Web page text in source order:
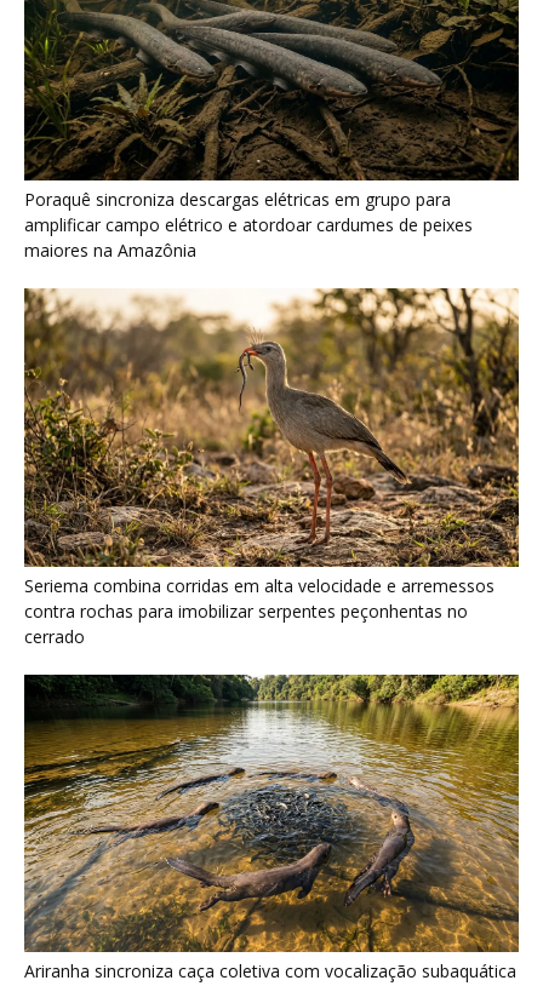
Seriema combina corridas em alta velocidade e arremessos
contra rochas para imobilizar serpentes peçonhentas no
cerrado
Ariranha sincroniza caça coletiva com vocalização subaquática
e cerca cardumes em rios rasos da Amazônia
Surucucu detecta calor pela fosseta loreal e prepara ataque de
emboscada no escuro da floresta